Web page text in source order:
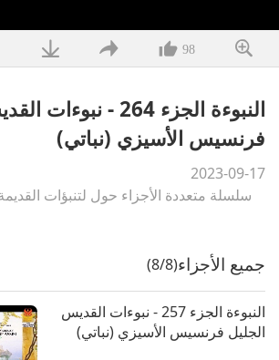
98
النبوءة الجزء 264 -
فرنسيس الأسيزي (نباتي)
2023-09-17
سلسلة متعددة الأجزاء حول لتنبؤات
جميع الأجزاء(8/8)
النبوءة الجزء 257 - نبوءات القديس
الجليل فرنسيس الأسيزي (نباتي)